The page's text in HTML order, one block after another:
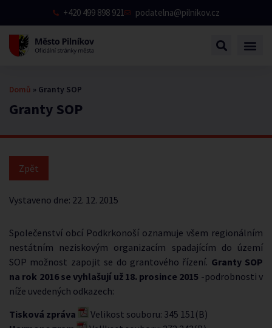
+420 499 898 921 podatelna@pilnikov.cz
Granty SOP
Domů » Granty SOP
Vystaveno dne: 22. 12. 2015
Společenství obcí Podkrkonoší oznamuje všem regionálním
nestátním neziskovým organizacím spadajícím do území
SOP možnost zapojit se do grantového řízení. Granty SOP
na rok 2016 se vyhlašují už 18. prosince 2015 -podrobnosti v
níže uvedených odkazech:
Tisková zpráva
Velikost souboru: 345 151(B)